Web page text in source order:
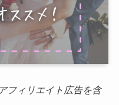
フィリエイト広告を含